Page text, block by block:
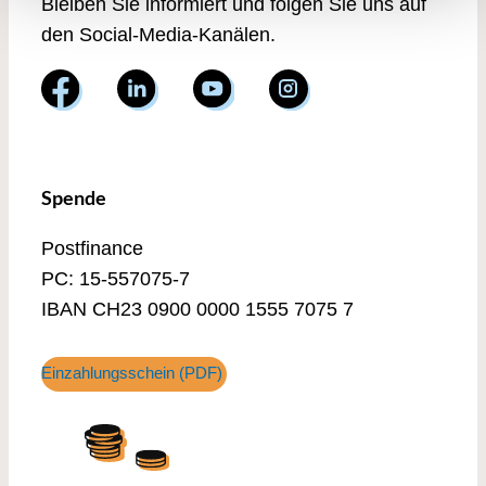
Bleiben Sie informiert und folgen Sie uns auf
den Social-Media-Kanälen.
Spende
Postfinance
PC: 15-557075-7
IBAN CH23 0900 0000 1555 7075 7
Einzahlungsschein (PDF)